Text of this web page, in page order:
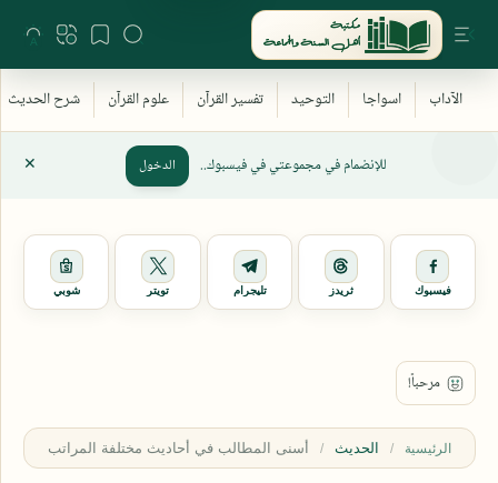
للإنضمام في مجموعتي في فيسبوك.. الدخول
فيسبوك ثريدز تليجرام تويتر شوبي
الرئيسية الحديث